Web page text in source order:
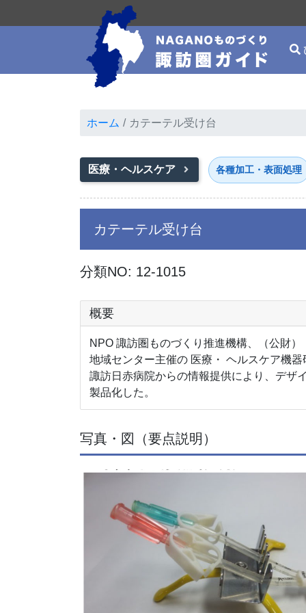
ホーム カテーテル受け台
医療・ヘルスケア 各種加工・表面処理
カテーテル受け台
分類NO: 12-1015
概要
NPO 諏訪圏ものづくり推進機構、（公財
地域センター主催の 医療・ ヘルスケア機
諏訪日赤病院からの情報提供により、デザ
製品化した。
写真・図（要点説明）